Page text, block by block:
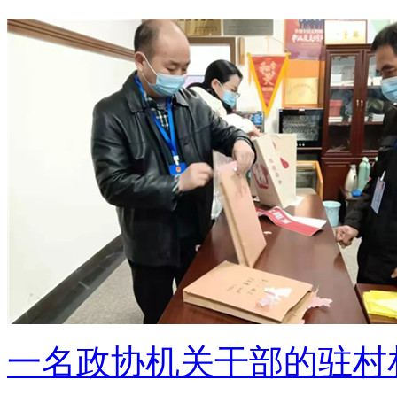
一名政协机关干部的驻村